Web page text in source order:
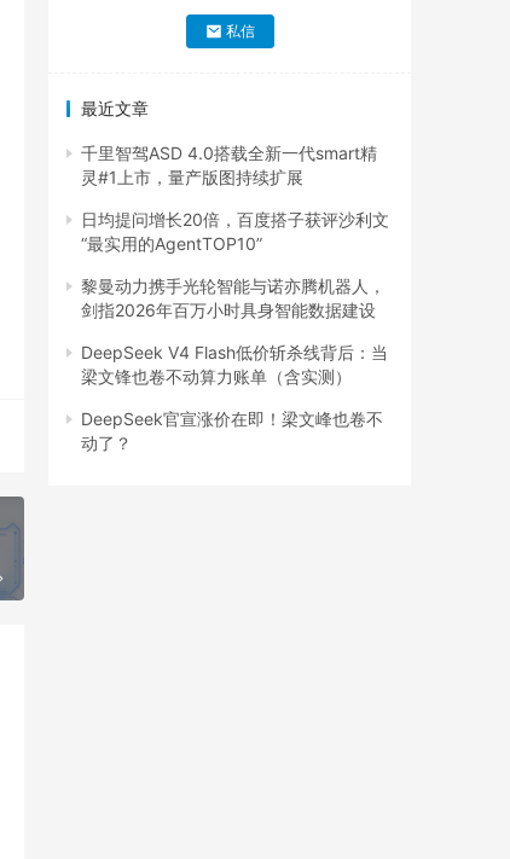
私信
最近文章
千里智驾ASD 4.0搭载全新一代smart精
灵#1上市，量产版图持续扩展
日均提问增长20倍，百度搭子获评沙利文
“最实用的AgentTOP10”
黎曼动力携手光轮智能与诺亦腾机器人，
剑指2026年百万小时具身智能数据建设
DeepSeek V4 Flash低价斩杀线背后：当
梁文锋也卷不动算力账单（含实测）
DeepSeek官宣涨价在即！梁文峰也卷不
动了？